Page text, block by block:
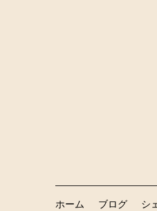
ホーム ブログ シ